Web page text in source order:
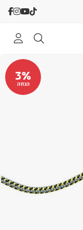
3%
הנחה